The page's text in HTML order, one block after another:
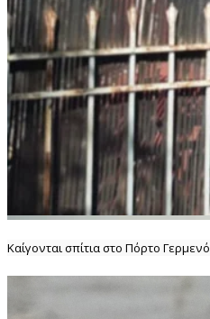
Καίγονται σπίτια στο Πόρτο Γερμενό